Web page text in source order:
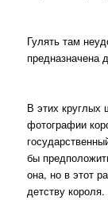
Гулять там
предназначена
В этих круглых
фотографии
бы
она, но в этот
детству короля.